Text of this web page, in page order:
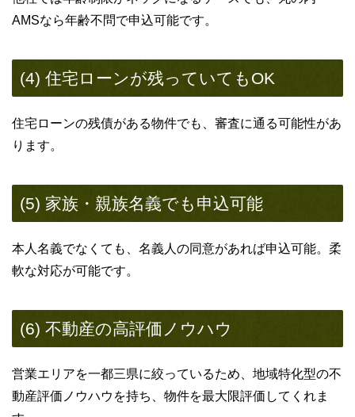
AMSなら年齢不問で申込可能です。
(4) 住宅ローンが残っていてもOK
住宅ローンの残債がある物件でも、審査に通る可能性があ
ります。
(5) 家族・親族名義でも申込可能
本人名義でなくても、名義人の同意があれば申込可能。柔
軟な対応が可能です。
(6) 不動産の高評価ノウハウ
営業エリアを一都三県に絞っているため、地域特化型の不
動産評価ノウハウを持ち、物件を最大限評価してくれま